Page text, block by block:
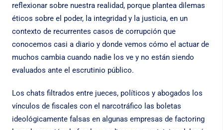
reflexionar sobre nuestra realidad, porque plantea dilemas
éticos sobre el poder, la integridad y la justicia, en un
contexto de recurrentes casos de corrupción que
conocemos casi a diario y donde vemos cómo el actuar de
muchos cambia cuando nadie los ve y no están siendo
evaluados ante el escrutinio público.
Los chats filtrados entre jueces, políticos y abogados los
vínculos de fiscales con el narcotráfico las boletas
ideológicamente falsas en algunas empresas de factoring